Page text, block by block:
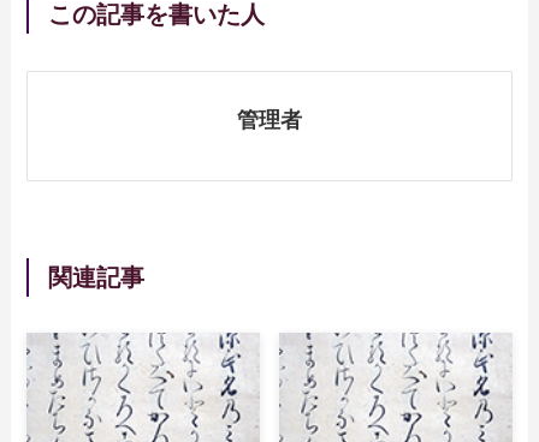
この記事を書いた人
管理者
関連記事